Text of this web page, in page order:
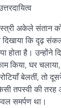
अकेले संतान
कि दृढ़
होता है। उन्होंने
किया, घर
बेलतीं, तो
तपस्वी की तरह
समर्पण था।